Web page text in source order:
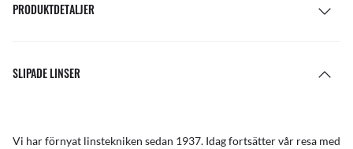
PRODUKTDETALJER
SLIPADE LINSER
Vi har förnyat linstekniken sedan 1937. Idag fortsätter vår resa med